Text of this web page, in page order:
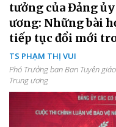
tưởng của Đảng
ương: Những bài
tiếp tục đổi mới
TS PHẠM THỊ VUI
Phó Trưởng ban Ban Tuyên
Trung ương